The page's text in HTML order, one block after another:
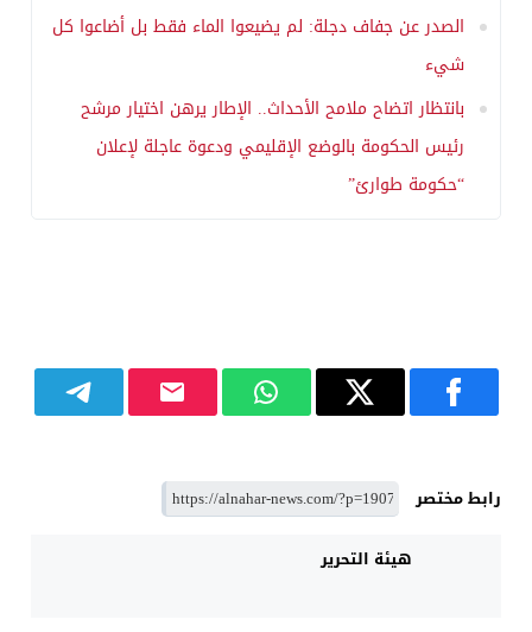
الصدر عن جفاف دجلة: لم يضيعوا الماء فقط بل أضاعوا كل
شيء
بانتظار اتضاح ملامح الأحداث.. الإطار يرهن اختيار مرشح
رئيس الحكومة بالوضع الإقليمي ودعوة عاجلة لإعلان
“حكومة طوارئ”
رابط مختصر
هيئة التحرير